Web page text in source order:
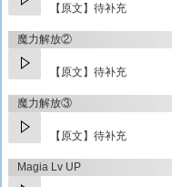
【原文】待补充
魔力解放②
【原文】待补充
魔力解放③
【原文】待补充
Magia Lv UP